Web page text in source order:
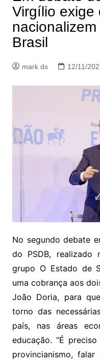
Virgílio exige
Brasil
mark ds 12/11/
No segundo debate
do PSDB, realizado
grupo O Estado de
uma cobrança aos
João Doria, para
torno das
país, nas áreas
educação. “É
provincianismo,